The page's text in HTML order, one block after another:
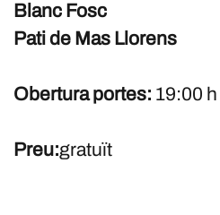
Blanc Fosc
Pati de Mas Llorens
Obertura portes: 19:00 h
Preu:gratuït